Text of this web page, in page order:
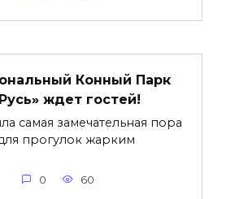
Конный Парк
ждет гостей!
самая замечательная пора
прогулок жарким
0 60